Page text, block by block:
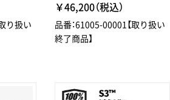
り扱い
￥46,200（税込）
品番：61005-00001【取り扱い
終了商品】